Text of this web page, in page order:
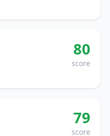
80
score
79
score